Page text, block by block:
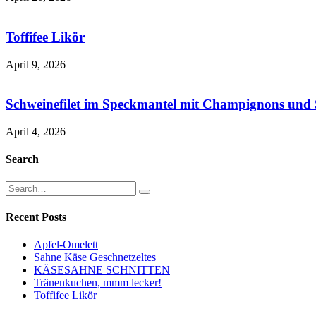
Toffifee Likör
April 9, 2026
Schweinefilet im Speckmantel mit Champignons und
April 4, 2026
Search
Recent Posts
Apfel-Omelett
Sahne Käse Geschnetzeltes
KÄSESAHNE SCHNITTEN
Tränenkuchen, mmm lecker!
Toffifee Likör